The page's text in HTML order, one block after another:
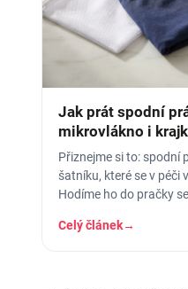
Jak prát spodní
mikrovlákno i
vydrželo
Přiznejme si to: spodní
šatníku, které se v péči
Hodíme ho do pračky
Celý článek→